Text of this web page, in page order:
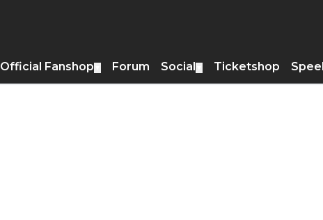
Official Fanshop Forum Social Ticketshop